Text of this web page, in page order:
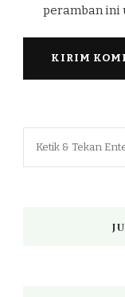
peramban ini